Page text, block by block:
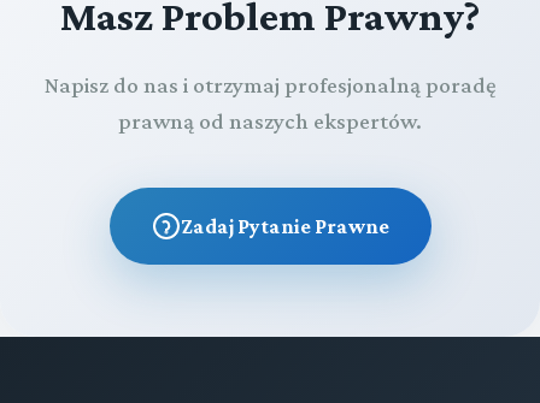
Masz Problem Prawny?
Napisz do nas i otrzymaj profesjonalną poradę
prawną od naszych ekspertów.
Zadaj Pytanie Prawne